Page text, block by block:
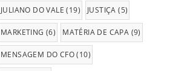
JULIANO DO VALE (19) JUSTIÇA (5)
MARKETING (6) MATÉRIA DE CAPA (9)
MENSAGEM DO CFO(10)